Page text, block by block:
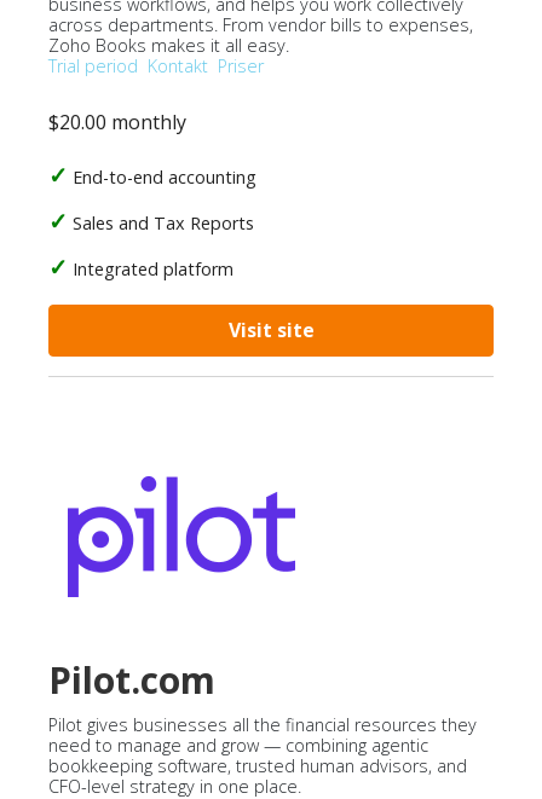
across departments. From vendor bills to expenses,
Zoho Books makes it all easy.
Trial period Kontakt Priser
$20.00 monthly
End-to-end accounting
Sales and Tax Reports
Integrated platform
Visit site
Pilot.com
Pilot gives businesses all the financial resources they
need to manage and grow — combining agentic
bookkeeping software, trusted human advisors, and
CFO-level strategy in one place.